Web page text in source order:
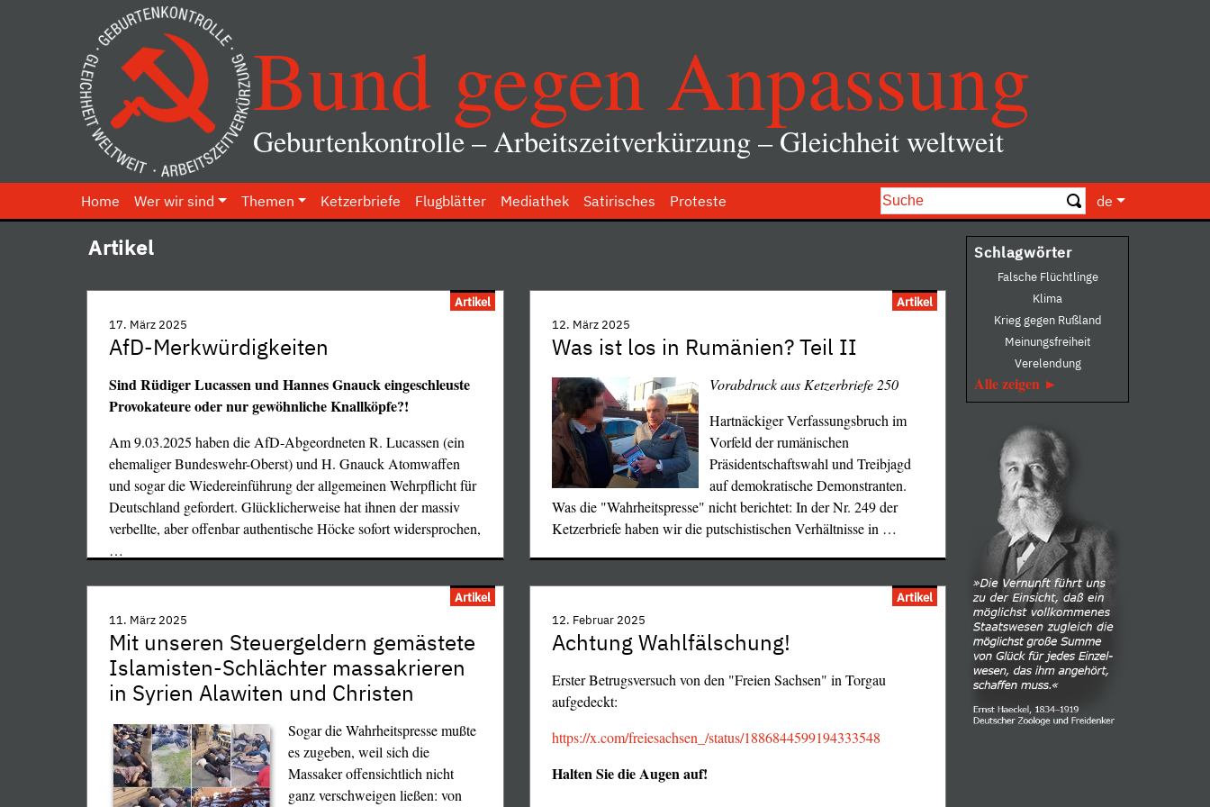
Bund gegen Anpassung
Geburtenkontrolle – Arbeitszeitverkürzung – Gleichheit weltweit
Home Wer wir sind Themen Ketzerbriefe Flugblätter Mediathek Satirisches Proteste de
Artikel
Artikel
17. März 2025
AfD-Merkwürdigkeiten
Sind Rüdiger Lucassen und Hannes Gnauck eingeschleuste
Provokateure oder nur gewöhnliche Knallköpfe?!
Am 9.03.2025 haben die AfD-Abgeordneten R. Lucassen (ein
ehemaliger Bundeswehr-Oberst) und H. Gnauck Atomwaffen
und sogar die Wiedereinführung der allgemeinen Wehrpflicht für
Deutschland gefordert. Glücklicherweise hat ihnen der massiv
verbellte, aber offenbar authentische Höcke sofort widersprochen,
…
Artikel
12. März 2025
Was ist los in Rumänien? Teil II
Vorabdruck aus Ketzerbriefe 250
Hartnäckiger Verfassungsbruch im
Vorfeld der rumänischen
Präsidentschaftswahl und Treibjagd
auf demokratische Demonstranten.
Was die "Wahrheitspresse" nicht berichtet: In der Nr. 249 der
Ketzerbriefe haben wir die putschistischen Verhältnisse in…
Artikel
11. März 2025
Mit unseren Steuergeldern gemästete
Islamisten-Schlächter massakrieren
in Syrien Alawiten und Christen
Sogar die Wahrheitspresse mußte
es zugeben, weil sich die
Massaker offensichtlich nicht
ganz verschweigen ließen: von
Artikel
12. Februar 2025
Achtung Wahlfälschung!
Erster Betrugsversuch von den "Freien Sachsen" in Torgau
aufgedeckt:
https://x.com/freiesachsen_/status/1886844599194333548
Halten Sie die Augen auf!
Schlagwörter
Falsche Flüchtlinge
Klima
Krieg gegen Rußland
Meinungsfreiheit
Verelendung
Alle zeigen